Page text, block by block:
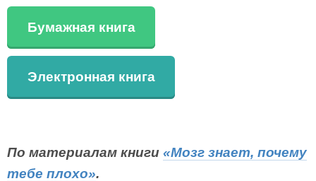
Бумажная книга
Электронная книга
По материалам книги «Мозг знает, почему
тебе плохо».